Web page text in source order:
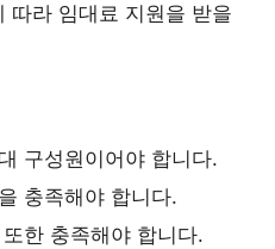
따라 임대료 지원을 받을
구성원이어야 합니다.
충족해야 합니다.
한 충족해야 합니다.